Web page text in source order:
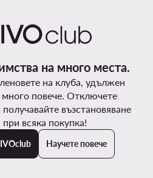
на много места.
на клуба, удължен
повече. Отключете
възстановяване
при всяка покупка!
Научете повече